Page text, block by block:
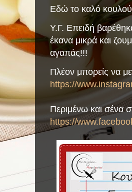
Εδώ το καλό
Υ.Γ. Επειδή
έκανα μικρά και
αγαπάς!!!
Πλέον μπορείς να
https://
Περιμένω και σένα
https://